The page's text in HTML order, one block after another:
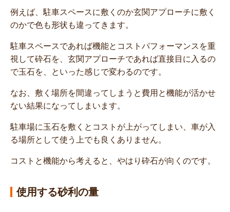
例えば、駐車スペースに敷くのか玄関アプローチに敷く
のかで色も形状も違ってきます。
駐車スペースであれば機能とコストパフォーマンスを重
視して砕石を、玄関アプローチであれば直接目に入るの
で玉石を、といった感じで変わるのです。
なお、敷く場所を間違ってしまうと費用と機能が活かせ
ない結果になってしまいます。
駐車場に玉石を敷くとコストが上がってしまい、車が入
る場所として使う上でも良くありません。
コストと機能から考えると、やはり砕石が向くのです。
使用する砂利の量